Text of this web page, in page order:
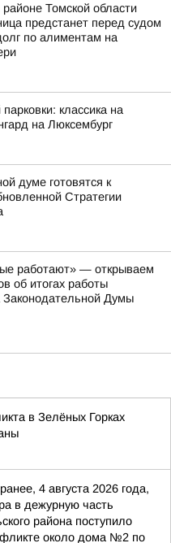
Томской области
предстанет перед судом
по алиментам на
классика на
на Люксембург
думе готовятся к
Стратегии
работают» — открываем
об итогах работы
Законодательной Думы
в Зелёных Горках
4 августа 2026 года,
в дежурную часть
района поступило
около дома №2 по